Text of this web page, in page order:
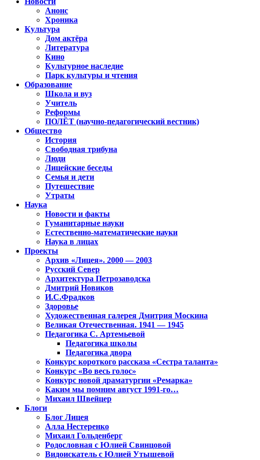
Анонс
Хроника
Культура
Дом актёра
Литература
Кино
Культурное наследие
Парк культуры и чтения
Образование
Школа и вуз
Учитель
Реформы
ПОЛЁТ (научно-педагогический вестник)
Общество
История
Свободная трибуна
Люди
Лицейские беседы
Семья и дети
Путешествие
Утраты
Наука
Новости и факты
Гуманитарные науки
Естественно-математические науки
Наука в лицах
Проекты
Архив «Лицея». 2000 — 2003
Русский Север
Архитектура Петрозаводска
Дмитрий Новиков
И.С.Фрадков
Здоровье
Художественная галерея Дмитрия Москина
Великая Отечественная. 1941 — 1945
Педагогика С. Артемьевой
Педагогика школы
Педагогика двора
Конкурс короткого рассказа «Сестра таланта»
Конкурс «Во весь голос»
Конкурс новой драматургии «Ремарка»
Каким мы помним август 1991-го…
Михаил Швейцер
Блоги
Блог Лицея
Алла Нестеренко
Михаил Гольденберг
Родословная с Юлией Свинцовой
Видоискатель с Юлией Утышевой